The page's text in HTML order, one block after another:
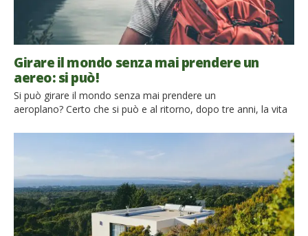
Girare il mondo senza mai prendere un
aereo: si può!
Si può girare il mondo senza mai prendere un
aeroplano? Certo che si può e al ritorno, dopo tre anni, la vita
cambiato, un piccolo passo alla volta. Succede così a Claudio
Pelizzeni, laurea all’Univeristà Bocconi di Milano, carriera
[…]